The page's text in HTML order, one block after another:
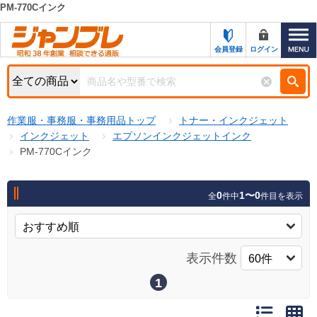
カテゴリー一覧
お知らせ
特集・キャンペーン一覧
初めての方へ
お問い合わせ
新規登録キャンペーン
キーワード検索
検索条件
商品カテゴリから選ぶ
商品ステータスで絞る
キャンペーン
PM-770Cインク
会員登録 ログイン
作業服・事務服・事務用品トップ
トナー・インクジェット
インクジェット
エプソンインクジェットインク
PM-770Cインク
全0件中1〜0件目を表示
表示件数
1